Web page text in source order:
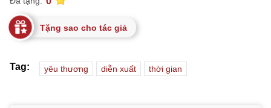
Tặng sao cho tác giả
Tag: yêu thương diễn xuất thời gian